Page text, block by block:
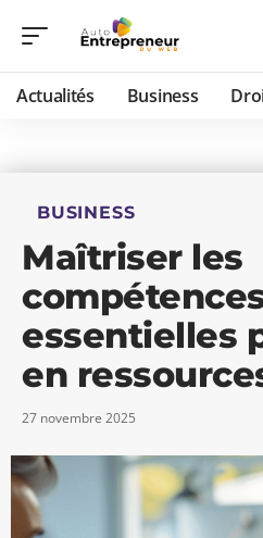
Actualités Business
BUSINESS
Maîtriser les
essentielles
en
27 novembre 2025